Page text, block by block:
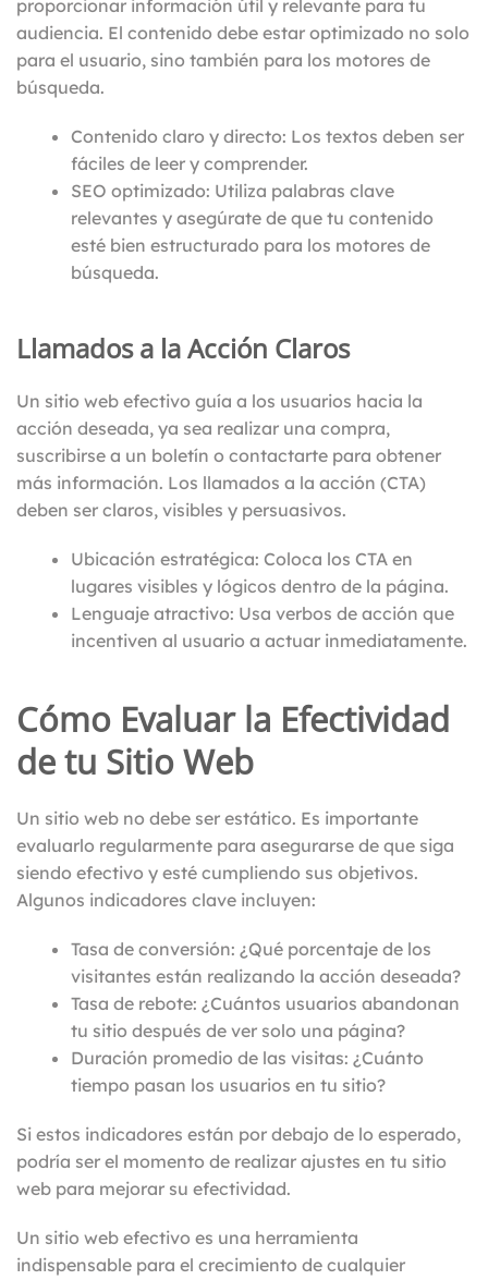
proporcionar información útil y relevante para tu
audiencia. El contenido debe estar optimizado no solo
para el usuario, sino también para los motores de
búsqueda.
Contenido claro y directo: Los textos deben ser
fáciles de leer y comprender.
SEO optimizado: Utiliza palabras clave
relevantes y asegúrate de que tu contenido
esté bien estructurado para los motores de
búsqueda.
Llamados a la Acción Claros
Un sitio web efectivo guía a los usuarios hacia la
acción deseada, ya sea realizar una compra,
suscribirse a un boletín o contactarte para obtener
más información. Los llamados a la acción (CTA)
deben ser claros, visibles y persuasivos.
Ubicación estratégica: Coloca los CTA en
lugares visibles y lógicos dentro de la página.
Lenguaje atractivo: Usa verbos de acción que
incentiven al usuario a actuar inmediatamente.
Cómo Evaluar la Efectividad
de tu Sitio Web
Un sitio web no debe ser estático. Es importante
evaluarlo regularmente para asegurarse de que siga
siendo efectivo y esté cumpliendo sus objetivos.
Algunos indicadores clave incluyen:
Tasa de conversión: ¿Qué porcentaje de los
visitantes están realizando la acción deseada?
Tasa de rebote: ¿Cuántos usuarios abandonan
tu sitio después de ver solo una página?
Duración promedio de las visitas: ¿Cuánto
tiempo pasan los usuarios en tu sitio?
Si estos indicadores están por debajo de lo esperado,
podría ser el momento de realizar ajustes en tu sitio
web para mejorar su efectividad.
Un sitio web efectivo es una herramienta
indispensable para el crecimiento de cualquier